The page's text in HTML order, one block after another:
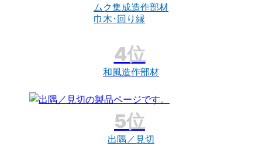
ムク集成造作部材
巾木･回り縁
和風造作部材
出隅／見切